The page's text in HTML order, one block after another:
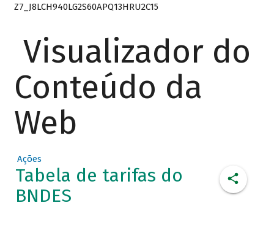
Z7_J8LCH940LG2S60APQ13HRU2C15
Visualizador do
Conteúdo da
Web
Ações
Tabela de tarifas do
BNDES